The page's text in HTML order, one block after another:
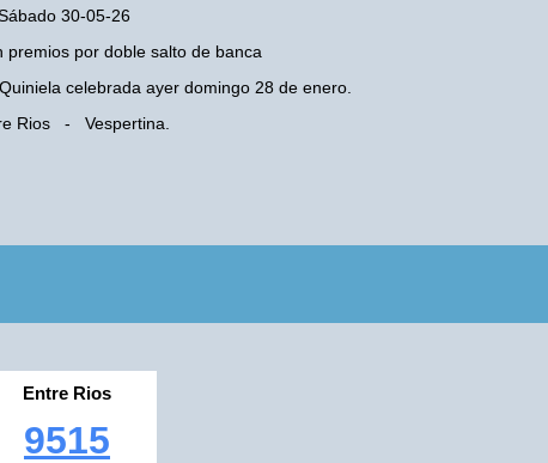
30-05-26
por doble salto de banca
celebrada ayer domingo 28 de enero.
Rios - Vespertina.
Entre Rios
9515